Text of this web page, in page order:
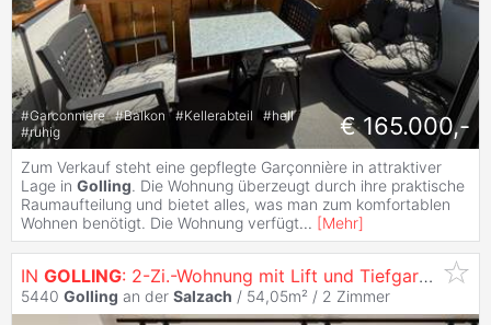
#Garconniere #Balkon #Kellerabteil #hell
#ruhig € 165.000,-
Zum Verkauf steht eine gepflegte Garçonnière in attraktiver
Lage in Golling. Die Wohnung überzeugt durch ihre praktische
Raumaufteilung und bietet alles, was man zum komfortablen
Wohnen benötigt. Die Wohnung verfügt... [Mehr]
IN GOLLING: 2-Zi.-Wohnung mit Lift und Tiefgarage
5440 Golling an der Salzach / 54,05m² / 2 Zimmer